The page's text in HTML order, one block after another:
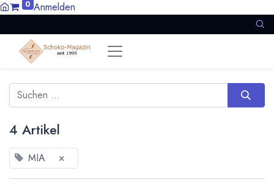
0 Anmelden
4 Artikel
MIA ×